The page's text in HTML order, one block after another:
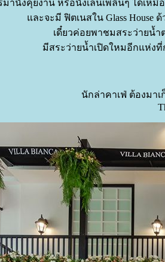
มานั่งคุยงาน หรือนั่งเล่นเพลินๆ ได้เห
ละจะมี ฟิตเนสใน Glass House
เดี๋ยวค่อยพาชมสระว่ายน้ำต
มีสระว่ายน้ำเปิดใหมอีกแห่ง
นักล่าคาเฟ่ ต้องมา